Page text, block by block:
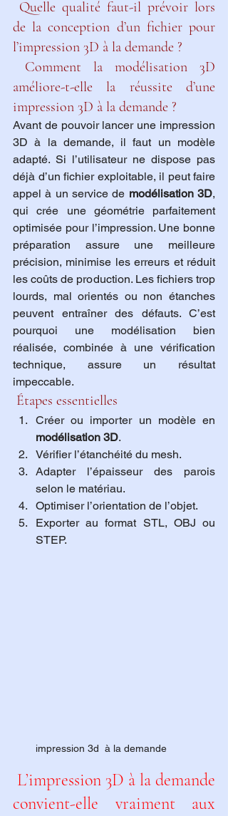
de la conception d’un fichier pour
l’impression 3D à la demande ?
améliore-t-elle la réussite d’une
impression 3D à la demande ?
Avant de pouvoir lancer une impression
3D à la demande, il faut un modèle
adapté. Si l’utilisateur ne dispose pas
déjà d’un fichier exploitable, il peut faire
appel à un service de modélisation 3D,
qui crée une géométrie parfaitement
optimisée pour l’impression. Une bonne
préparation assure une meilleure
précision, minimise les erreurs et réduit
les coûts de production. Les fichiers trop
lourds, mal orientés ou non étanches
peuvent entraîner des défauts. C’est
pourquoi une modélisation bien
réalisée, combinée à une vérification
technique, assure un résultat
impeccable.
Étapes essentielles
modélisation 3D.
Vérifier l’étanchéité du mesh.
Adapter l’épaisseur des parois
selon le matériau.
Optimiser l’orientation de l’objet.
Exporter au format STL, OBJ ou
STEP.
impression 3d  à la demande
convient-elle vraiment aux